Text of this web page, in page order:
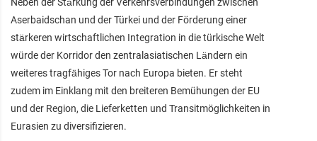
Aserbaidschan und der Türkei und der Förderung einer
stärkeren wirtschaftlichen Integration in die türkische Welt
würde der Korridor den zentralasiatischen Ländern ein
weiteres tragfähiges Tor nach Europa bieten. Er steht
zudem im Einklang mit den breiteren Bemühungen der EU
und der Region, die Lieferketten und Transitmöglichkeiten in
Eurasien zu diversifizieren.